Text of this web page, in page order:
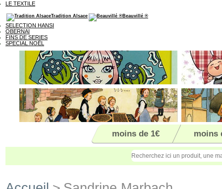
LE TEXTILE
Tradition Alsace Beauvillé ®
SELECTION HANSI
OBERNAI
FINS DE SERIES
SPECIAL NOËL
moins de 1€ moins